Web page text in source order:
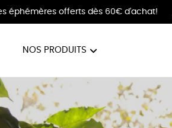
éphémères offerts dès 60€ d'achat!
NOS PRODUITS
VÊTEMENTS